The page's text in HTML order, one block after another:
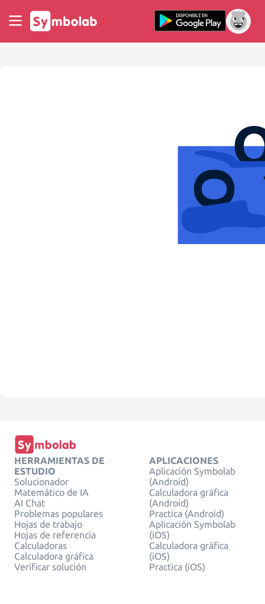
HERRAMIENTAS DE
ESTUDIO
Solucionador
Matemático de IA
AI Chat
Problemas populares
Hojas de trabajo
Hojas de referencia
Calculadoras
Calculadora gráfica
Verificar solución
APLICACIONES
Aplicación Symbolab
(Android)
Calculadora gráfica
(Android)
Practica (Android)
Aplicación Symbolab
(iOS)
Calculadora gráfica
(iOS)
Practica (iOS)